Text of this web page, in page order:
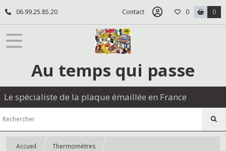
06.99.25.85.20 Contact 0 0
Au temps qui passe
Le spécialiste de la plaque émaillée en France
Accueil Thermomètres